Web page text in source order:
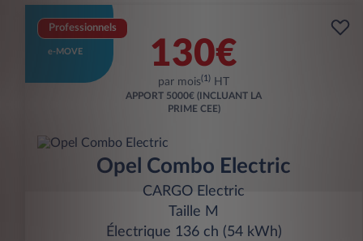
Professionnels
e-MOVE 130€
par mois(1) HT
APPORT 5000€ (INCLUANT LA
PRIME CEE)
Opel Combo Electric
CARGO Electric
Taille M
Électrique 136 ch (54 kWh)